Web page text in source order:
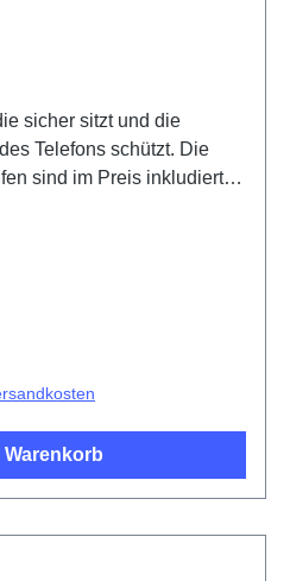
sicher sitzt und die
Telefons schützt. Die
sind im Preis inkludiert
Warenkorb